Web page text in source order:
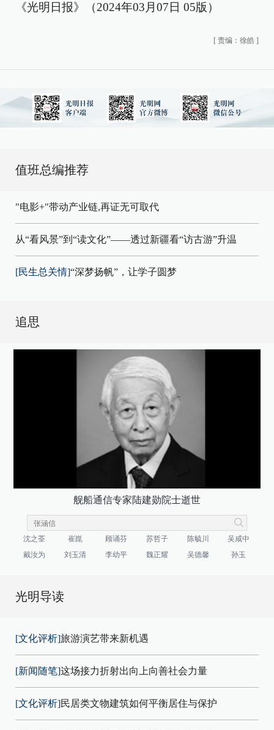
《光明日报》（2024年03月07日 05版）
[ 责编：徐皓 ]
值班总编推荐
"电影+"带动产业链,再证无可取代
从“看风景”到“读文化”——透过新疆看“访古游”升温
[民生总关情]“深梦扬帆”，让学子圆梦
追思
舰船通信专家陆建勋院士逝世
沈之荃 崔崑 顾诵芬 苏哲子 陈毓川
吴咸中
戴汝为
刘玉清 李幼平 魏正耀 吴德馨 孙玉
光明导读
[文化评析]旅游演艺带来新机遇
[新闻随笔]这场接力折射出向上向善社会力量
[文化评析]民居类文物建筑如何平衡居住与保护